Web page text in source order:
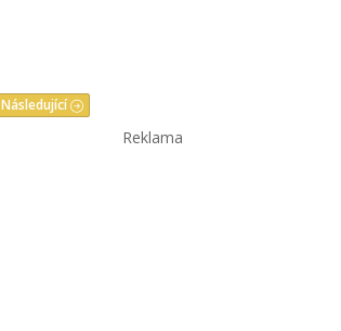
Následující
Reklama